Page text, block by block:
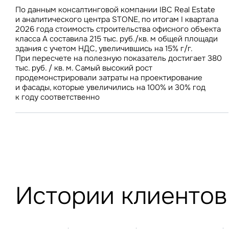
По данным консалтинговой компании IBC Real Estate
и аналитического центра STONE, по итогам I квартала
2026 года стоимость строительства офисного объекта
класса А составила 215 тыс. руб./кв. м общей площади
здания с учетом НДС, увеличившись на 15% г/г.
При пересчете на полезную показатель достигает 380
тыс. руб. / кв. м. Самый высокий рост
продемонстрировали затраты на проектирование
и фасады, которые увеличились на 100% и 30% год
к году соответственно
Стоимость строительства складов в Центральном
федеральном округе за год увеличилась всего на 1,9% –
до 69 100 руб./кв. м. В условиях роста вакантного
предложения на складском рынке стабилизация затрат
на строительство будет способствовать дальнейшему
снижению ставок аренды
прирост в 10%
на 163 тыс. кв. м, против 44 млрд руб. и 563 тыс. кв. м
недвижимости за аналогичный период прошлого года
Истории клиентов
Торговые центры
Торговые центры
Санкт-Петербург
Мероприятия
и
Заполните
Санкт-Петербург